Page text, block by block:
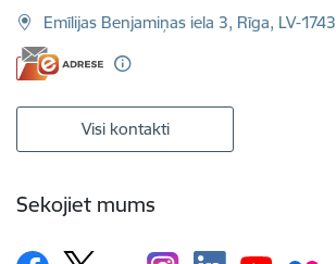
Emīlijas Benjamiņas iela 3, Rīga, LV-1743
Visi kontakti
Sekojiet mums